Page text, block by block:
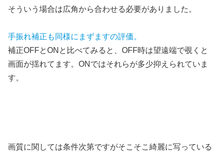
そういう場合は広角から合わせる必要がありました。
手振れ補正も同様にまずますの評価。
補正OFFとONと比べてみると、OFF時は望遠端で覗くと
画面が揺れてます。ONではそれらが多少抑えられていま
す。
画質に関しては条件次第ですがそこそこ綺麗に写っている